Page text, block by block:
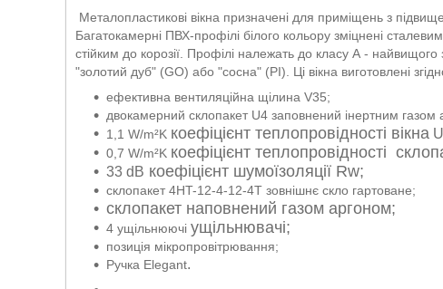
Металопластикові вікна призначені для приміщень з
Багатокамерні ПВХ-профілі білого кольору зміцнені
стійким до корозії. Профілі належать до класу А -
"золотий дуб" (GO) або "сосна" (PI). Ці вікна виготовлені
ефективна вентиляційна щілина V35;
двокамерний склопакет U4 заповнений інертним газом
1,1 W/m²K коефіцієнт теплопровідності вікна
0,7 W/m²K коефіцієнт теплопровідності
33 dB коефіцієнт шумоїзоляції Rw;
склопакет 4HT-12-4-12-4T зовнішнє скло гартоване;
склопакет наповнений газом аргоном;
4 ущільнюючі ущільнювачі;
позиція мікропровітрювання;
Ручка Elegant.